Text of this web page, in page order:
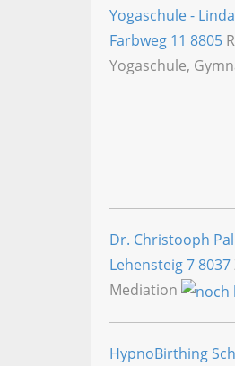
Yogaschule -
Farbweg 11 8805
Yogaschule,
Dr. Christooph
Lehensteig 78037
Mediation
HypnoBirthing